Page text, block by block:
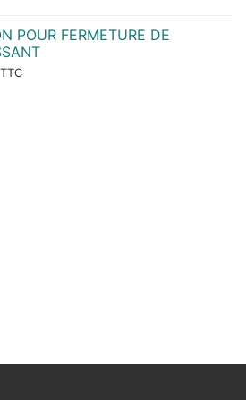
POUR FERMETURE DE
TTC